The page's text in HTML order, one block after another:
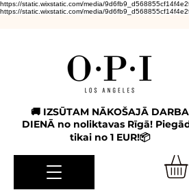
https://static.wixstatic.com/media/
https://static.wixstatic.com/media/
🚚 IZSŪTAM NĀKOŠAJĀ DARBA
DIENĀ no noliktavas Rīgā!
tikai no 1 EUR!📦